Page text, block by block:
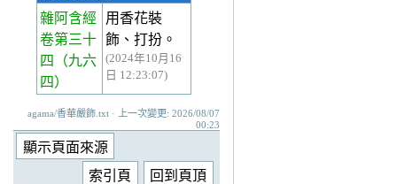
雜阿含經
卷第三十
四
（九六
四）
用香花裝
飾、打扮。
(2024年10月16
日 12:23:07)
agama/香華嚴飾.txt · 上一次變更: 2026/08/07
00:23